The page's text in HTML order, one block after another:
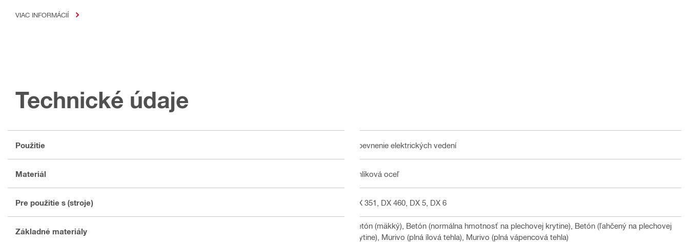
VIAC INFORMÁCIÍ
Technické údaje
Použitie Upevnenie elektrických vedení
Materiál Uhlíková oceľ
Pre použitie s (stroje) DX 351, DX 460, DX 5, DX 6
Základné materiály
Betón (mäkký), Betón (normálna hmotnosť na plechovej krytine), Betón (ľahčený na plechovej
krytine), Murivo (plná ílová tehla), Murivo (plná vápencová tehla)